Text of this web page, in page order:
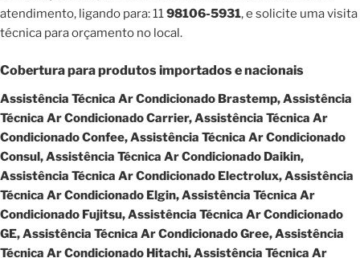
atendimento, ligando para: 1198106-5931, e solicite uma visita
técnica para orçamento no local.
Cobertura para produtos importados e nacionais
Assistência Técnica Ar Condicionado Brastemp, Assistência
Técnica Ar Condicionado Carrier, Assistência Técnica Ar
Condicionado Confee, Assistência Técnica Ar Condicionado
Consul, Assistência Técnica Ar Condicionado Daikin,
Assistência Técnica Ar Condicionado Electrolux, Assistência
Técnica Ar Condicionado Elgin, Assistência Técnica Ar
Condicionado Fujitsu, Assistência Técnica Ar Condicionado
GE, Assistência Técnica Ar Condicionado Gree, Assistência
Técnica Ar Condicionado Hitachi, Assistência Técnica Ar